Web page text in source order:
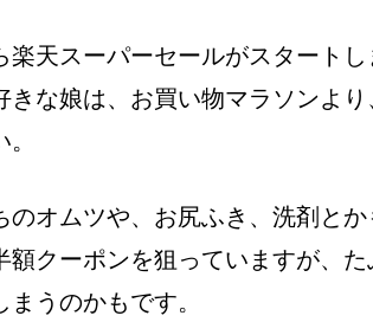
楽天スーパーセールがスタートし
きな娘は、お買い物マラソンよ
のオムツや、お尻ふき、洗剤とか
額クーポンを狙っていますが、
まうのかもです。